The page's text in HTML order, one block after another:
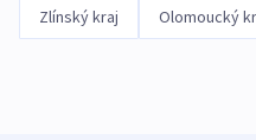
Zlínský kraj Olomoucký